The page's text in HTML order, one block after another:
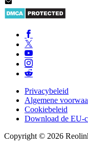
Privacybeleid
Algemene
Cookiebeleid
Download de EU-
Copyright © 2026